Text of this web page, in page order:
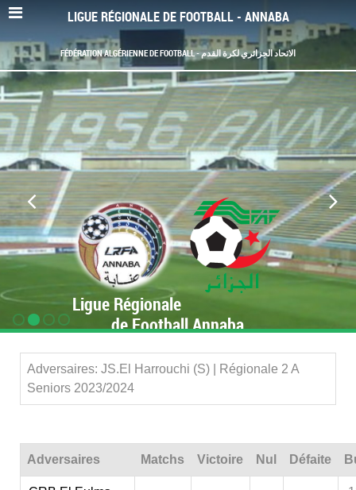
LIGUE RÉGIONALE DE FOOTBALL - ANNABA
FÉDÉRATION ALGÉRIENNE DE FOOTBALL - الاتحاد الجزائري لكرة القدم
Ligue Régionale
de Football Annaba
Adversaires: JS.El Harrouchi (S) | Régionale 2 A
Seniors 2023/2024
Adversaires Matchs Victoire Nul Défaite